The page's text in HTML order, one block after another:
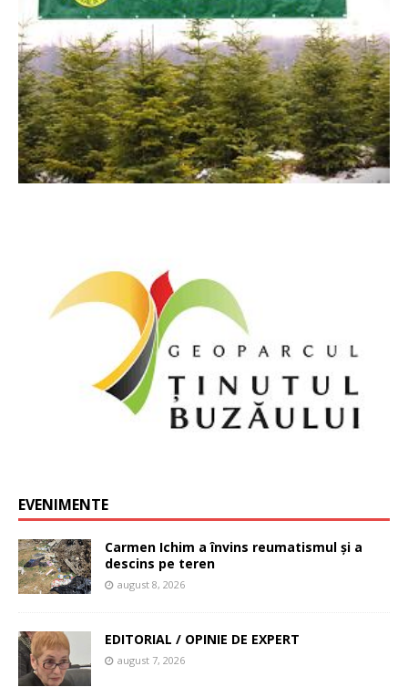
EVENIMENTE
Carmen Ichim a învins reumatismul și a
descins pe teren
august 8, 2026
EDITORIAL / OPINIE DE EXPERT
august 7, 2026